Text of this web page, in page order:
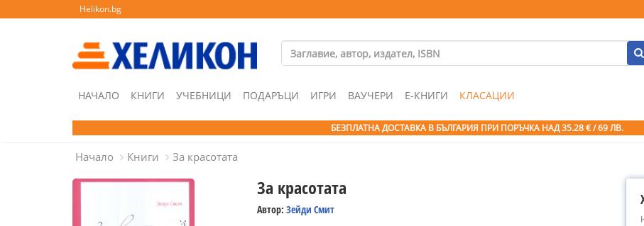
Helikon.bg
НАЧАЛО КНИГИ УЧЕБНИЦИ ПОДАРЪЦИ ИГРИ ВАУЧЕРИ Е-КНИГИ КЛАСАЦИИ
БЕЗПЛАТНА ДОСТАВКА В БЪЛГАРИЯ ПРИ ПОРЪЧКА НАД 35.28 € / 69 ЛВ.
Начало Книги За красотата
За красотата
Автор: Зейди Смит